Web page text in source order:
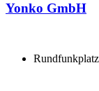
Yonko GmbH